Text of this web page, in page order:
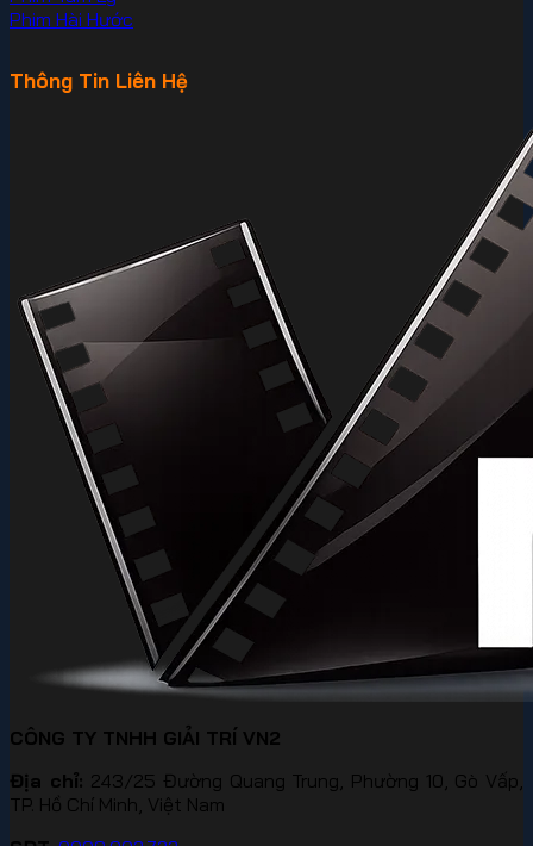
Phim Hài Hước
Thông Tin Liên Hệ
CÔNG TY TNHH GIẢI TRÍ VN2
Địa chỉ: 243/25 Đường Quang Trung, Phường 10, Gò Vấp,
TP. Hồ Chí Minh, Việt Nam